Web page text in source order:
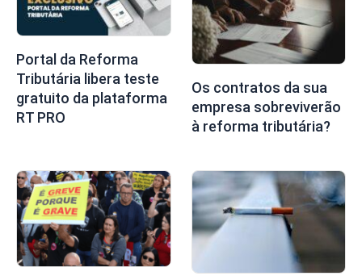
Portal da Reforma
Tributária libera teste
gratuito da plataforma
RT PRO
Os contratos da sua
empresa sobreviverão
à reforma tributária?